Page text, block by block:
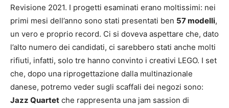
Revisione 2021. I progetti esaminati erano moltissimi: nei
primi mesi dell’anno sono stati presentati ben 57 modelli,
un vero e proprio record. Ci si doveva aspettare che, dato
l’alto numero dei candidati, ci sarebbero stati anche molti
rifiuti, infatti, solo tre hanno convinto i creativi LEGO. I set
che, dopo una riprogettazione dalla multinazionale
danese, potremo veder sugli scaffali dei negozi sono:
Jazz Quartet che rappresenta una jam sassion di